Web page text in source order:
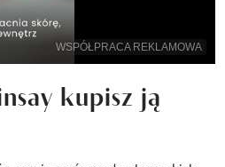
WSPÓŁPRACA REKLAMOWA
kupisz ją